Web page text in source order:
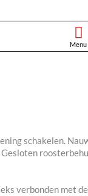
schakelen.
verbonden met